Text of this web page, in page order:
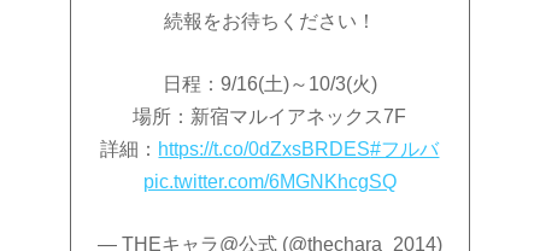
続報をお待ちください！
日程：9/16(土)～10/3(火)
場所：新宿マルイアネックス7F
詳細： https://t.co/0dZxsBRDES#フルバ
pic.twitter.com/6MGNKhcgSQ
— THEキャラ@公式 (@thechara_2014)